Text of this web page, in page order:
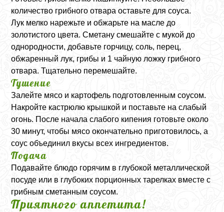
количество грибного отвара оставьте для соуса.
Лук мелко нарежьте и обжарьте на масле до
золотистого цвета. Сметану смешайте с мукой до
однородности, добавьте горчицу, соль, перец,
обжаренный лук, грибы и 1 чайную ложку грибного
отвара. Тщательно перемешайте.
Тушение
Залейте мясо и картофель подготовленным соусом.
Накройте кастрюлю крышкой и поставьте на слабый
огонь. После начала слабого кипения готовьте около
30 минут, чтобы мясо окончательно приготовилось, а
соус объединил вкусы всех ингредиентов.
Подача
Подавайте блюдо горячим в глубокой металлической
посуде или в глубоких порционных тарелках вместе с
грибным сметанным соусом.
Приятного аппетита!